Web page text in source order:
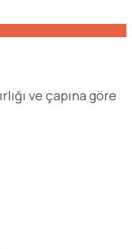
ve çapına göre